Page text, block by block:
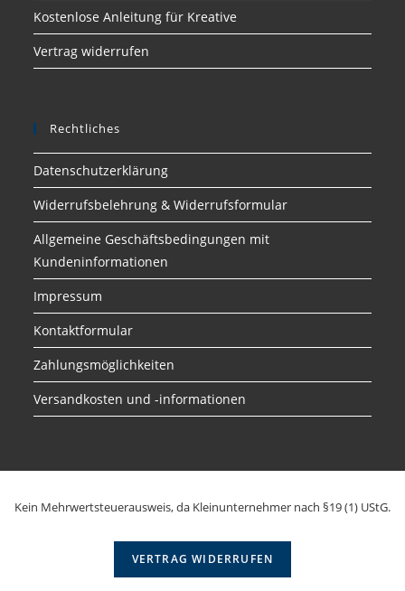
Kostenlose Anleitung für Kreative
Vertrag widerrufen
Rechtliches
Datenschutzerklärung
Widerrufsbelehrung & Widerrufsformular
Allgemeine Geschäftsbedingungen mit
Kundeninformationen
Impressum
Kontaktformular
Zahlungsmöglichkeiten
Versandkosten und -informationen
Kein Mehrwertsteuerausweis, da Kleinunternehmer nach §19 (1) UStG.
VERTRAG WIDERRUFEN